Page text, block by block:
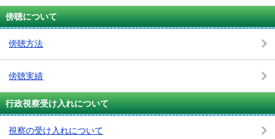
傍聴について
傍聴方法
傍聴実績
行政視察受け入れについて
視察の受け入れについて